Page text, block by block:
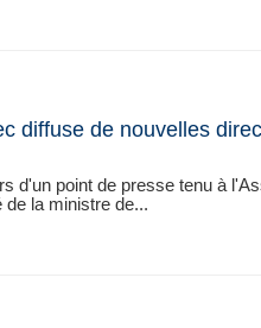
diffuse de nouvelles
d'un point de presse tenu à
la ministre de...